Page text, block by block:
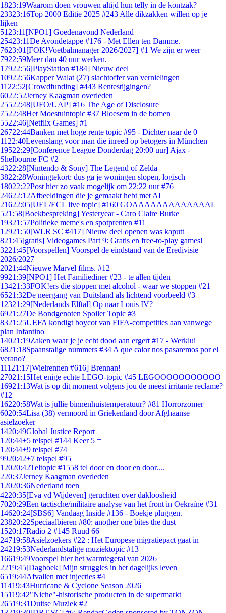
1823:19Waarom doen vrouwen altijd hun telly in de kontzak?
23323:16Top 2000 Editie 2025 #243 Alle dikzakken willen op je
lijken
51 23:11 [NPO1] Goedenavond Nederland
25423:11De Avondetappe #176 - Met Ellen ten Damme.
7623:01 [FOK!Voetbalmanager 2026/2027] #1 We zijn er weer
7922:59Meer dan 40 uur werken.
17922:56[PlayStation #184] Nieuw deel
10922:56Kapper Walat (27) slachtoffer van vernielingen
11 22:52[Crowdfunding] #443 Rentestijgingen?
6022:52Jerney Kaagman overleden
25522:48[UFO/UAP] #16 The Age of Disclosure
7522:48Het Moestuintopic #37 Bloesem in de bomen
5522:46[Netflix Games] #1
26722:44Banken met hoge rente topic #95 - Dichter naar de 0
11 22:40Levenslang voor man die inreed op betogers in München
19522:29[Conference League Donderdag 20:00 uur] Ajax -
Shelbourne FC #2
4322:28[Nintendo & Sony] The Legend of Zelda
3822:28Woningtekort: dus ga je woningen slopen, logisch
18022:22Post hier zo vaak mogelijk om 22:22 uur #76
24622:12Afbeeldingen die je gemaakt hebt met AI
21622:05[UEL/ECL live topic] #160 GOAAAAAAAAAAAAAL
521:58[Boekbespreking] Yesteryear - Caro Claire Burke
19321:57Politieke meme's en spotprenten #11
12921:50[WLR SC #417] Nieuw deel openen was kaputt
821:45[gratis] Videogames Part 9: Gratis en free-to-play games!
3221:45[Voorspellen] Voorspel de eindstand van de Eredivisie
2026/2027
2021:44Nieuwe Marvel films. #12
9921:39[NPO1] Het Familiediner #23 - te allen tijden
13421:33FOK!ers die stoppen met alcohol - waar we stoppen #21
6521:32De neergang van Duitsland als lichtend voorbeeld #3
12321:29[Nederlands Elftal] Op naar Louis IV?
6921:27De Bondgenoten Spoiler Topic #3
8321:25UEFA kondigt boycot van FIFA-competities aan vanwege
plan Infantino
14021:19Zaken waar je je echt dood aan ergert #17 - Werklui
6821:18Spaanstalige nummers #34 A que calor nos pasaremos por el
verano?
111 21:17[Wielrennen #616] Brennan!
27021:15Het enige echte LEGO-topic #45 LEGOOOOOOOOOOO
16921:13Wat is op dit moment volgens jou de meest irritante reclame?
#12
16220:58Wat is jullie binnenhuistemperatuur? #81 Horrorzomer
6020:54Lisa (38) vermoord in Griekenland door Afghaanse
asielzoeker
1420:49Global Justice Report
1 20:44+5 telspel #144 Keer 5 =
1 20:44+9 telspel #74
9920:42+7 telspel #95
12020:42Teltopic #1558 tel door en door en door....
220:37Jerney Kaagman overleden
12020:36Nederland toen
4220:35[Eva vd Wijdeven] geruchten over dakloosheid
7020:29Een tactische/militaire analyse van het front in Oekraïne #31
14620:24[SBS6] Vandaag Inside #136 - Boekje pluggen.
23820:22Speciaalbieren #80: another one bites the dust
1520:17Radio 2 #145 Ruud 66
24719:58Asielzoekers #22 : Het Europese migratiepact gaat in
24219:53Nederlandstalige muziektopic #13
16619:49Voorspel hier het warmtegetal van 2026
2219:45[Dagboek] Mijn struggles in het dagelijks leven
6519:44Afvallen met injecties #4
11419:43Hurricane & Cyclone Season 2026
15119:42"Niche"-historische producten in de supermarkt
26519:31Duitse Muziek #2